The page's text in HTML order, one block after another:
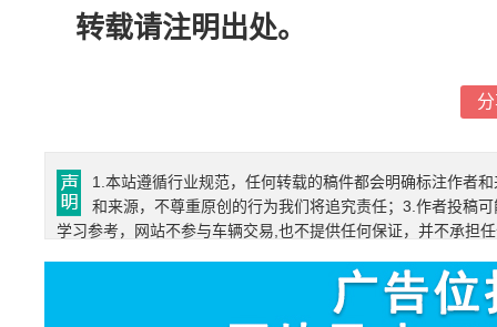
转载请注明出处。
1.本站遵循行业规范，任何转载的稿件都会明确标注作者
和来源，不尊重原创的行为我们将追究责任；3.作者投稿
学习参考，网站不参与车辆交易,也不提供任何保证，并不承担